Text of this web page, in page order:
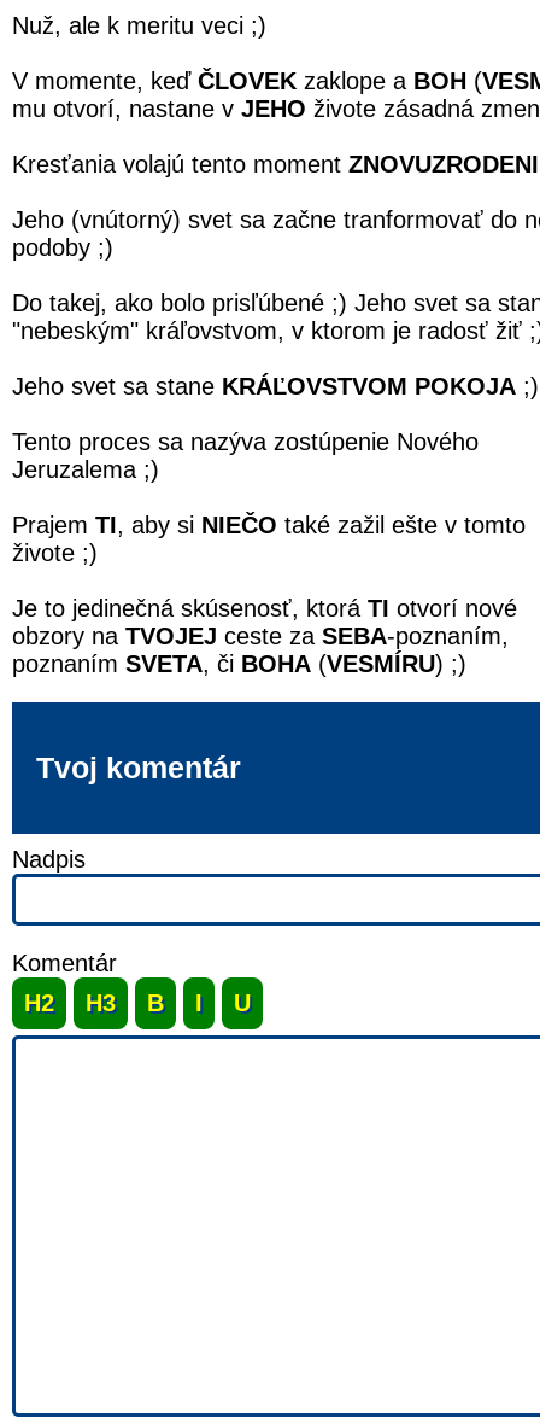
Nuž, ale k meritu veci ;)
V momente, keď ČLOVEK zaklope a BOH (
mu otvorí, nastane v JEHO živote zásadná
Kresťania volajú tento moment
Jeho (vnútorný) svet sa začne tranformovať do
podoby ;)
Do takej, ako bolo prisľúbené ;) Jeho svet sa
"nebeským" kráľovstvom, v ktorom je radosť žiť
Jeho svet sa stane KRÁĽOVSTVOM POKOJA ;)
Tento proces sa nazýva zostúpenie Nového
Jeruzalema ;)
Prajem TI, aby si NIEČO také zažil ešte v tomto
živote ;)
Je to jedinečná skúsenosť, ktorá TI otvorí nové
obzory na TVOJEJ ceste za SEBA-poznaním,
poznaním SVETA, či BOHA (VESMÍRU) ;)
Tvoj komentár
Nadpis
Komentár
H2
H3 B I U